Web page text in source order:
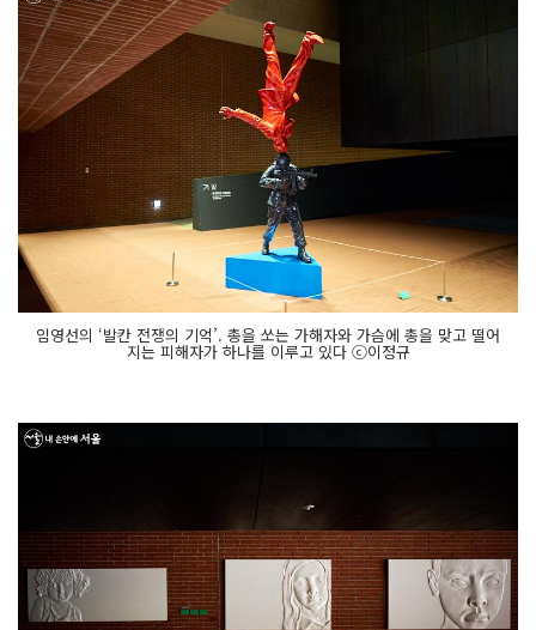
임영선의 ‘발칸 전쟁의 기억’. 총을 쏘는 가해자와 가슴에 총을 맞고 떨어
지는 피해자가 하나를 이루고 있다 ⓒ이정규